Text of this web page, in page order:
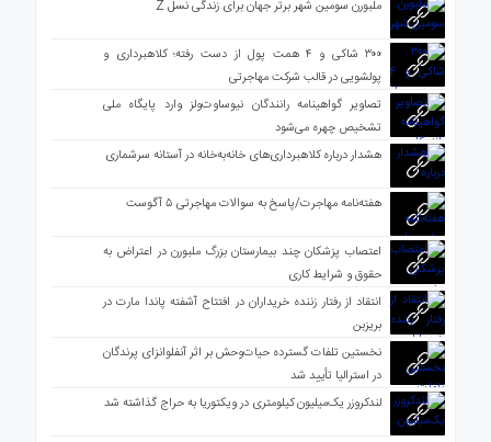
ملبورن سومین شهر برتر جهان برای زندگی نسل Z
۳۰۰ شاکی و ۴ همت پول از دست رفته؛ کلاهبرداری و
پولشویی در قالب شرکت مهاجرتی
تصاویر گواهینامه رانندگان نیوساوت‌ولز وارد پایگاه ملی
تشخیص چهره می‌شود
هشدار درباره کلاهبرداری‌های خانه‌به‌خانه در آستانه سرشماری
هفته‌نامه مهاجرت/پاسخ به سوالات مهاجرتی ۵ آگوست
اعتصاب پزشکان چند بیمارستان بزرگ ملبورن در اعتراض به
حقوق و شرایط کاری
انتقاد از رفتار زننده خریداران در افتتاح آشفته پاندا مارت در
بریزبن
نخستین تلفات گسترده حیات‌وحش بر اثر آنفلوانزای پرندگان
در استرالیا تأیید شد
لندکروزر یک‌میلیون کیلومتری در ویکتوریا به حراج گذاشته شد